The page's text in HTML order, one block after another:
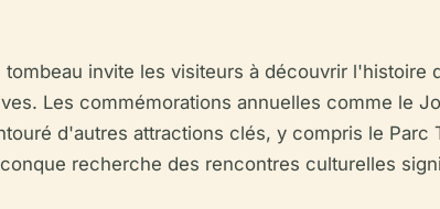
invite les visiteurs à découvrir l'histoire
Les commémorations annuelles comme le
d'autres attractions clés, y compris le Parc
recherche des rencontres culturelles